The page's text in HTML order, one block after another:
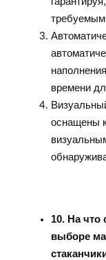
требуемым
времени
оснащены
10. На что
выборе